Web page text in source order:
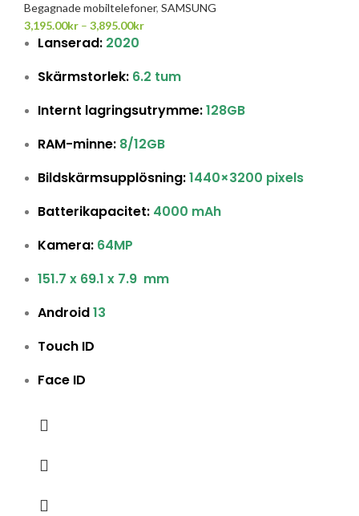
Begagnade mobiltelefoner, SAMSUNG
3,195.00kr – 3,895.00kr
Lanserad: 2020
Skärmstorlek: 6.2 tum
Internt lagringsutrymme:128GB
RAM-minne: 8/12GB
Bildskärmsupplösning:1440×3200 pixels
Batterikapacitet: 4000 mAh
Kamera: 64MP
151.7 x 69.1 x 7.9 mm
Android13
Touch ID
Face ID